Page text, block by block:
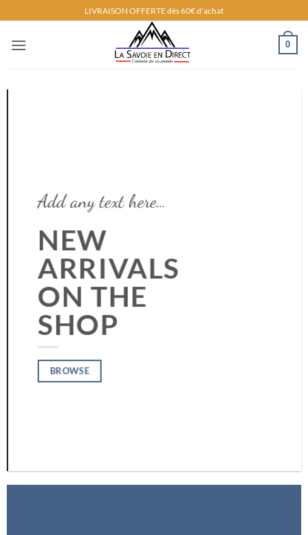
au
contenu
LIVRAISON OFFERTE dès 60€ d'achat
0
Add any text here…
NEW
ARRIVALS
ON THE
SHOP
BROWSE